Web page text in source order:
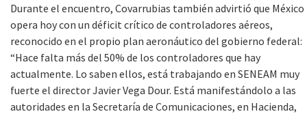
Durante el encuentro, Covarrubias también advirtió que México
opera hoy con un déficit crítico de controladores aéreos,
reconocido en el propio plan aeronáutico del gobierno federal:
“Hace falta más del 50% de los controladores que hay
actualmente. Lo saben ellos, está trabajando en SENEAM muy
fuerte el director Javier Vega Dour. Está manifestándolo a las
autoridades en la Secretaría de Comunicaciones, en Hacienda,